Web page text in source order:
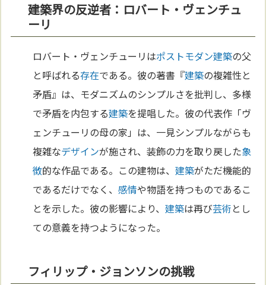
建築界の反逆者：ロバート・ヴェンチュ
ーリ
ロバート・ヴェンチューリはポストモダン建築の父
と呼ばれる存在である。彼の著書『建築の複雑性と
矛盾』は、モダニズムのシンプルさを批判し、多様
で矛盾を内包する建築を提唱した。彼の代表作「ヴ
ェンチューリの母の家」は、一見シンプルながらも
複雑なデザインが施され、装飾の力を取り戻した象
徴的な作品である。この建物は、建築がただ機能的
であるだけでなく、感情や物語を持つものであるこ
とを示した。彼の影響により、建築は再び芸術とし
ての意義を持つようになった。
フィリップ・ジョンソンの挑戦